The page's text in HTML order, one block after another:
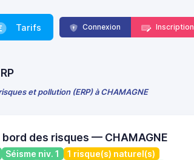
Tarifs Connexion Inscription
et pollution (ERP) à CHAMAGNE
bord des risques — CHAMAGNE
Séisme niv. 1
1 risque(s) naturel(s)